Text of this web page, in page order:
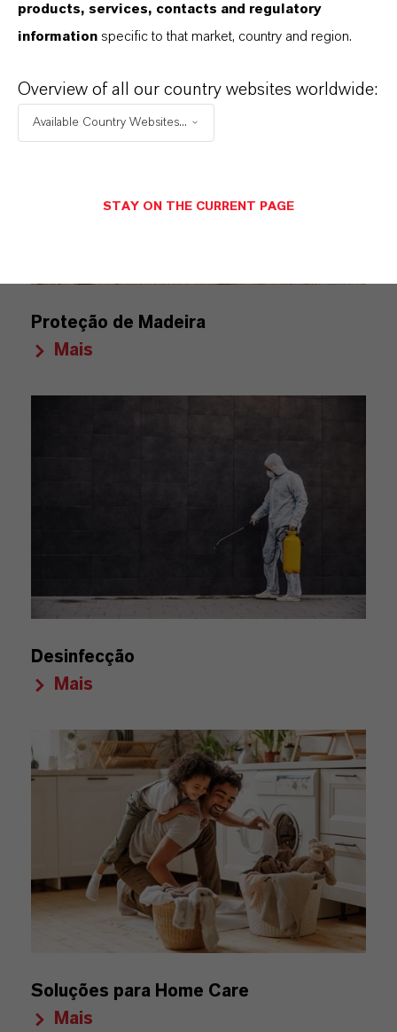
Água de resfriamento
Proteção de Madeira
Mais
Desinfecção
Mais
Soluções para Home Care
Mais
products, services, contacts and regulatory
information specific to that market, country and region.
Overview of all our country websites worldwide:
Available Country Websites...
STAY ON THE CURRENT PAGE